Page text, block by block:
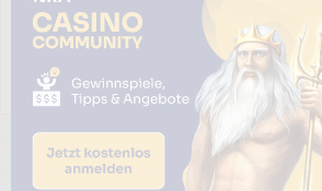
Das dargestellte Bild wurde von einem Nutzer
übernimmt keinerlei Haftung für den Inhalt des
jedoch bei Verstößen nach §2(3) unserer